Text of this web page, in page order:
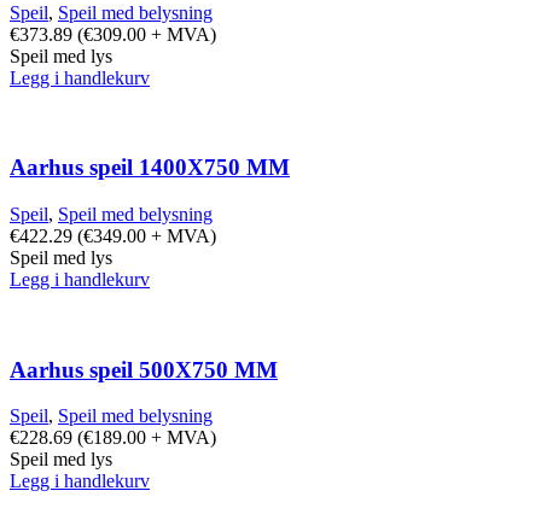
Speil, Speil med belysning
€373.89 (€309.00 + MVA)
Speil med lys
Legg i handlekurv
Aarhus speil 1400X750 MM
Speil, Speil med belysning
€422.29 (€349.00 + MVA)
Speil med lys
Legg i handlekurv
Aarhus speil 500X750 MM
Speil, Speil med belysning
€228.69 (€189.00 + MVA)
Speil med lys
Legg i handlekurv